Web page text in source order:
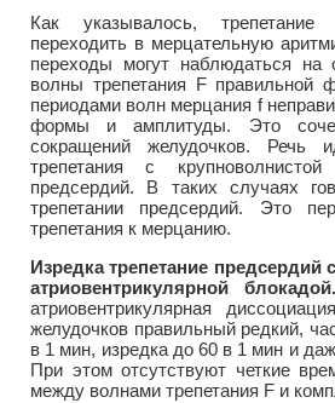
Как указывалось, трепетание
переходить в мерцательную
переходы могут наблюдаться
волны трепетания F правильной
периодами волн мерцания f
формы и амплитуды. Это
сокращений желудочков. Речь
трепетания с
предсердий. В таких случаях
трепетании предсердий. Это
трепетания к мерцанию.
Изредка трепетание предсердий
атриовентрикулярной блокадой.
атриовентрикулярная
желудочков правильный редкий,
в 1 мин, изредка до 60 в 1 мин и
При этом отсутствуют четкие
между волнами трепетания F и